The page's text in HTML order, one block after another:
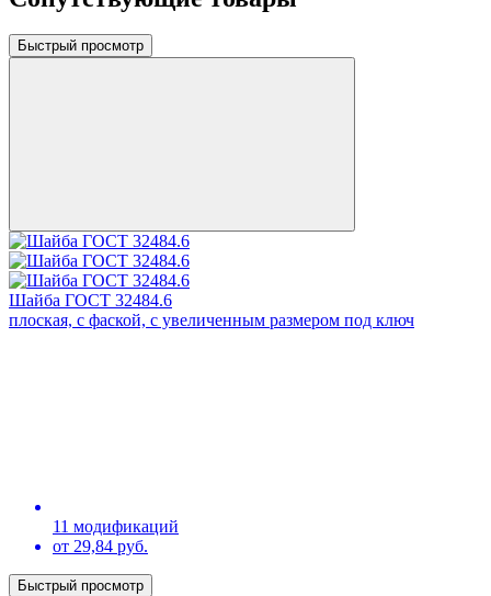
Быстрый просмотр
Шайба ГОСТ 32484.6
плоская, с фаской, с увеличенным размером под ключ
11 модификаций
от 29,84 руб.
Быстрый просмотр